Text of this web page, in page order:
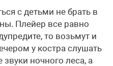
с детьми не брать в
Плейер все равно
то возьмут и
у костра слушать
ночного леса, а